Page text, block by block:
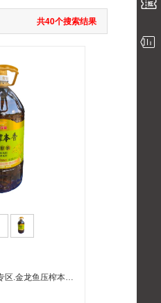
共40个搜索结果
粮油专区.母婴百货专区.金龙鱼压榨本香菜籽油5L